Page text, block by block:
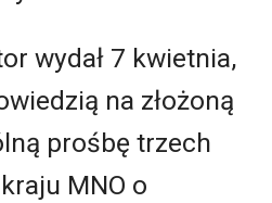
wydał 7 kwietnia,
na złożoną
prośbę trzech
MNO o